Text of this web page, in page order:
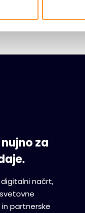
za
načrt,
partnerske